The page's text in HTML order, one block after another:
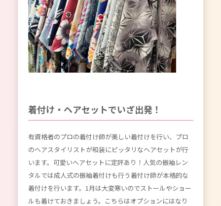
着付け・ヘアセットでいざ出発！
有資格者のプロの着付け師が美しい着付けを行い、プロ
のヘアスタイリストが和装にピッタリなヘアセットが行
います。可愛いヘアセットに定評あり！人気の振袖レン
タルでは成人式の振袖着付けも行う着付け師が本格的な
着付けを行います。1月は大変寒いのでストールやショー
ルも着けておきましょう。こちらはオプションにはなり